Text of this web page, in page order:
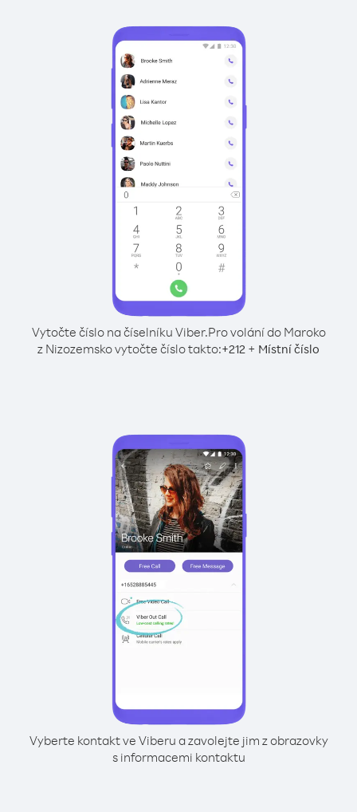
Vytočte číslo na číselníku Viber.Pro volání do Maroko
z Nizozemsko vytočte číslo takto:+212 + Místní číslo
Vyberte kontakt ve Viberu a zavolejte jim z obrazovky
s informacemi kontaktu